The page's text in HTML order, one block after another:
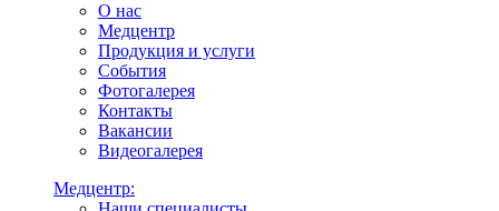
О нас
Медцентр
Продукция и услуги
События
Фотогалерея
Контакты
Вакансии
Видеогалерея
Медцентр: